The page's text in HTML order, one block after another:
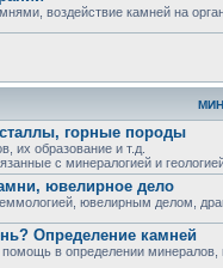
воздействие камней на
горные породы
их образование и т.д.
с минералогией и
ювелирное дело
ювелирным делом,
Определение камней
в определении минералов,